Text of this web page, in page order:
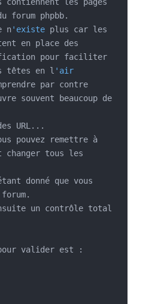
forum phpbb.
n'existe plus car les
en place des
pour faciliter
têtes en l 'air
par contre
souvent beaucoup de
URL...
pouvez remettre à
tous les
donné que vous
un contrôle total
valider est :